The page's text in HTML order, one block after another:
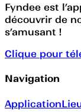
Fyndee est
découvrir de
s’amusant !
Clique pour
Navigation
Application